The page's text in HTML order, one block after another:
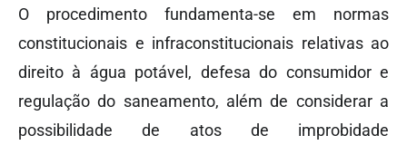
O procedimento fundamenta-se em normas
constitucionais e infraconstitucionais relativas ao
direito à água potável, defesa do consumidor e
regulação do saneamento, além de considerar a
possibilidade de atos de improbidade